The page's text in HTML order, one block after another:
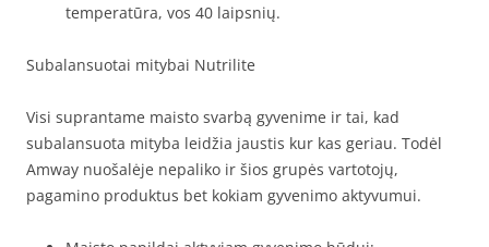
temperatūra, vos 40 laipsnių.
Subalansuotai mitybai Nutrilite
Visi suprantame maisto svarbą gyvenime ir tai, kad
subalansuota mityba leidžia jaustis kur kas geriau. Todėl
Amway nuošalėje nepaliko ir šios grupės vartotojų,
pagamino produktus bet kokiam gyvenimo aktyvumui.